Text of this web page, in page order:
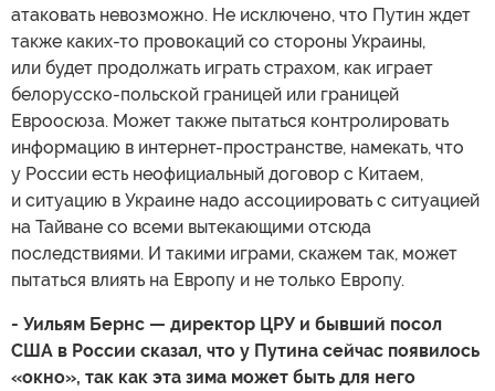
атаковать невозможно. Не исключено, что Путин ждет
также каких-то провокаций со стороны Украины,
или будет продолжать играть страхом, как играет
белорусско-польской границей или границей
Евроосюза. Может также пытаться контролировать
информацию в интернет-пространстве, намекать, что
у России есть неофициальный договор с Китаем,
и ситуацию в Украине надо ассоциировать с ситуацией
на Тайване со всеми вытекающими отсюда
последствиями. И такими играми, скажем так, может
пытаться влиять на Европу и не только Европу.
- Уильям Бернс — директор ЦРУ и бывший посол
США в России сказал, что у Путина сейчас появилось
«окно», так как эта зима может быть для него